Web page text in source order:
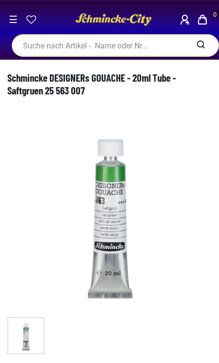
☰ 0
Schmincke DESIGNERs GOUACHE - 20ml Tube -
Saftgruen 25 563 007